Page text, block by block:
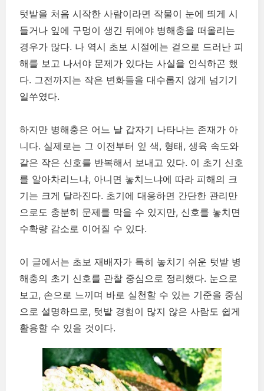
텃밭을 처음 시작한 사람이라면 작물이 눈에 띄게 시
들거나 잎에 구멍이 생긴 뒤에야 병해충을 떠올리는
경우가 많다. 나 역시 초보 시절에는 겉으로 드러난 피
해를 보고 나서야 문제가 있다는 사실을 인식하곤 했
다. 그전까지는 작은 변화들을 대수롭지 않게 넘기기
일쑤였다.
하지만 병해충은 어느 날 갑자기 나타나는 존재가 아
니다. 실제로는 그 이전부터 잎 색, 형태, 생육 속도와
같은 작은 신호를 반복해서 보내고 있다. 이 초기 신호
를 알아차리느냐, 아니면 놓치느냐에 따라 피해의 크
기는 크게 달라진다. 초기에 대응하면 간단한 관리만
으로도 충분히 문제를 막을 수 있지만, 신호를 놓치면
수확량 감소로 이어질 수 있다.
이 글에서는 초보 재배자가 특히 놓치기 쉬운 텃밭 병
해충의 초기 신호를 관찰 중심으로 정리했다. 눈으로
보고, 손으로 느끼며 바로 실천할 수 있는 기준을 중심
으로 설명하므로, 텃밭 경험이 많지 않은 사람도 쉽게
활용할 수 있을 것이다.